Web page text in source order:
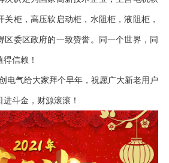
关柜，高压软启动柜，水阻柜，液阻柜，
区委区政府的一致赞誉。同一个世界，同
信赖！
气给大家拜个早年，祝愿广大新老用户
斗金，财源滚滚！